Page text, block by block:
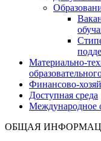
Материально-
Финансово-
Доступная среда
Международное
ОБЩАЯ